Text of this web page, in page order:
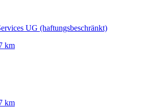
UG (haftungsbeschränkt)
km
km